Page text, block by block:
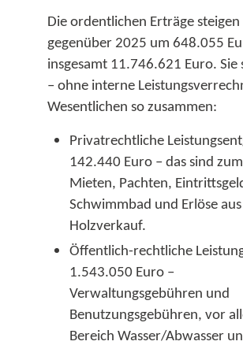
Die ordentlichen Erträge steigen
gegenüber 2025 um 648.055
insgesamt 11.746.621 Euro. Sie
– ohne interne
Wesentlichen so zusammen:​
Privatrechtliche
142.440 Euro – das sind zum
Mieten, Pachten,
Schwimmbad und Erlöse aus
Holzverkauf.​
Öffentlich-rechtliche
1.543.050 Euro –
Verwaltungsgebühren und
Benutzungsgebühren, vor
Bereich Wasser/Abwasser